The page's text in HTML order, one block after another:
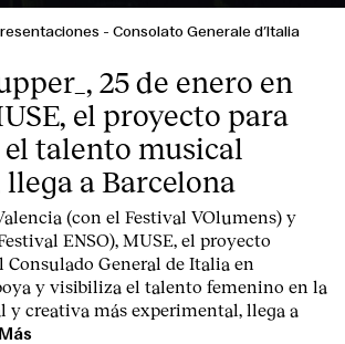
- Consolato Generale d’Italia
25 de enero en
el proyecto para
talento musical
a Barcelona
(con el Festival VOlumens) y
ENSO), MUSE, el proyecto
General de Italia en
y visibiliza el talento femenino en la
y creativa más experimental, llega a